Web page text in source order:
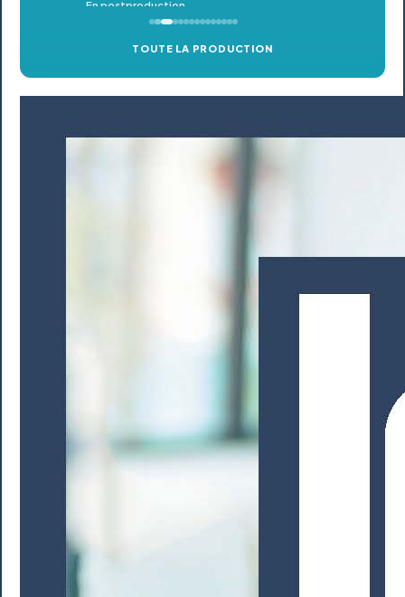
TOUTE LA PRODUCTION